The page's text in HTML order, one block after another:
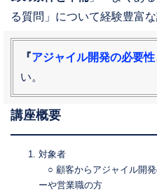
る質問」について経験豊富
『アジャイル開発の必要
い。
講座概要
対象者
○ 顧客からアジャイル開
ーや営業職の方